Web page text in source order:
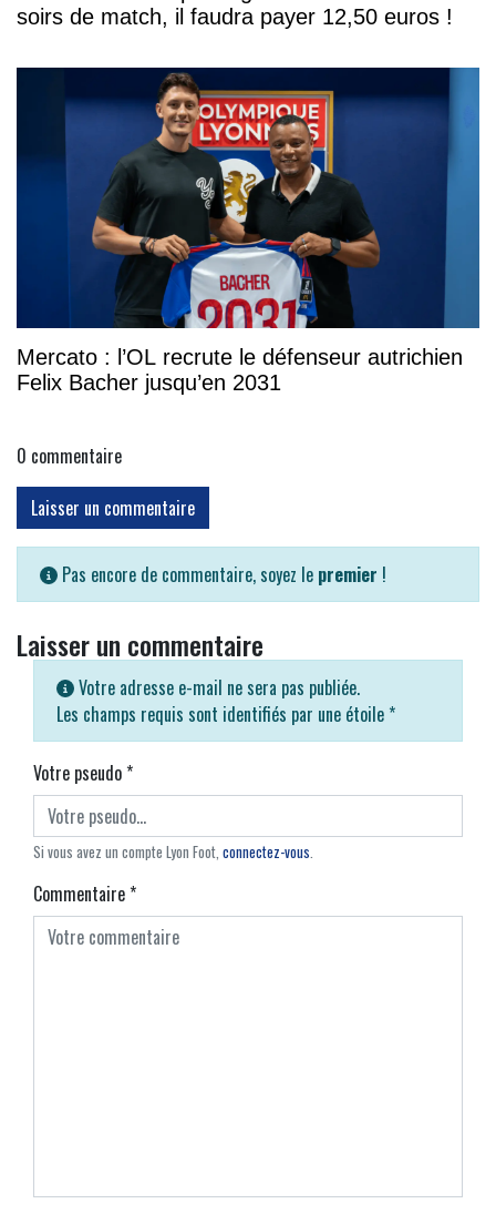
soirs de match, il faudra payer 12,50 euros !
Mercato : l’OL recrute le défenseur autrichien
Felix Bacher jusqu’en 2031
0 commentaire
Laisser un commentaire
Pas encore de commentaire, soyez le premier !
Laisser un commentaire
Votre adresse e-mail ne sera pas publiée.
Les champs requis sont identifiés par une étoile *
Votre pseudo*
Si vous avez un compte Lyon Foot, connectez-vous.
Commentaire*